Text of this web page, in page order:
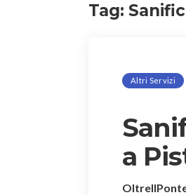
Tag:
Altri Servizi
a